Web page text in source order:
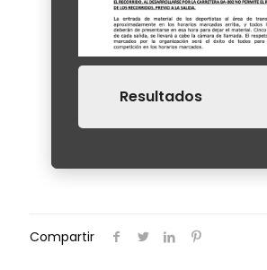
Resultados
Compartir